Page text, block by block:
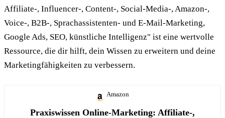
Affiliate-, Influencer-, Content-, Social-Media-, Amazon-,
Voice-, B2B-, Sprachassistenten- und E-Mail-Marketing,
Google Ads, SEO, künstliche Intelligenz" ist eine wertvolle
Ressource, die dir hilft, dein Wissen zu erweitern und deine
Marketingfähigkeiten zu verbessern.
Amazon
Praxiswissen Online-Marketing: Affiliate-,